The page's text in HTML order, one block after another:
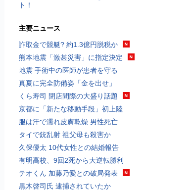
ト！
主要ニュース
詐取金で競艇? 約1.3億円脱税か
熊本地震「激甚災害」に指定決定
地震 手術中の医師が患者を守る
真夏に完全防備姿「金を出せ」
くら寿司 閉店間際の大盛り話題
京都に「新たな移動手段」初上陸
服は汗で濡れ皮膚乾燥 男性死亡
タイで銃乱射 祖父母も殺害か
久保優太 10代女性との結婚報告
有明高校、9回2死から大逆転勝利
テオくん 加藤乃愛との破局発表
黒木啓司氏 逮捕されていたか